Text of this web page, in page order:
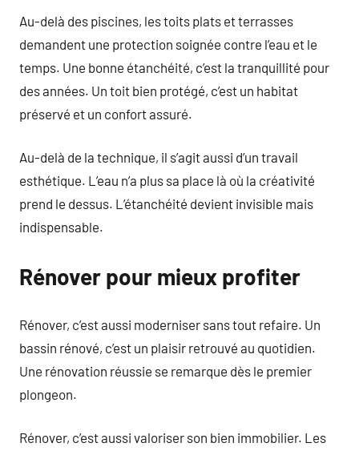
Au-delà des piscines, les toits plats et terrasses
demandent une protection soignée contre l’eau et le
temps. Une bonne étanchéité, c’est la tranquillité pour
des années. Un toit bien protégé, c’est un habitat
préservé et un confort assuré.
Au-delà de la technique, il s’agit aussi d’un travail
esthétique. L’eau n’a plus sa place là où la créativité
prend le dessus. L’étanchéité devient invisible mais
indispensable.
Rénover pour mieux profiter
Rénover, c’est aussi moderniser sans tout refaire. Un
bassin rénové, c’est un plaisir retrouvé au quotidien.
Une rénovation réussie se remarque dès le premier
plongeon.
Rénover, c’est aussi valoriser son bien immobilier. Les